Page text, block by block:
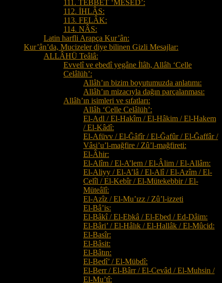
111. TEBBET ‘MESED’:
112. İHLÂS:
113. FELÂK:
114. NÂS:
Latin harfli Arapça Kur’ân:
Kur’ân’da, Mucizeler diye bilinen Gizli Mesajlar:
ALLÂHÜ Teâlâ:
Evvelî ve ebedî yegâne İlâh, Allâh ‘Celle
Celâlüh’:
Allâh’ın bizim boyutumuzda anlatımı:
Allâh’ın mizacıyla dağın parçalanması:
Allâh’ın isimleri ve sıfatları:
Allâh ‘Celle Celâlüh’:
El-Adl / El-Hakîm / El-Hâkim / El-Hakem
/ El-Kâdî:
El-Afüvv / El-Ğâfîr / El-Ğafûr / El-Ğaffâr /
Vâsi’u’l-mağfire / Zû’l-mağfireti:
El-Âhir:
El-Alîm / El-A’lem / El-Âlim / El-Allâm:
El-Aliyy / El-A’lâ / El-Alî / El-Azîm / El-
Celîl / El-Kebîr / El-Mütekebbir / El-
Müteâlî:
El-Azîz / El-Mu’ızz / Zû’l-izzeti
El-Bâ’is:
El-Bâkî / El-Ebkâ / El-Ebed / Ed-Dâim:
El-Bâri’ / El-Hâlık / El-Hallâk / El-Mûcid:
El-Basîr:
El-Bâsit:
El-Bâtın:
El-Bedî’ / El-Mübdî:
El-Berr / El-Bârr / El-Cevâd / El-Muhsin /
El-Mu’tî: